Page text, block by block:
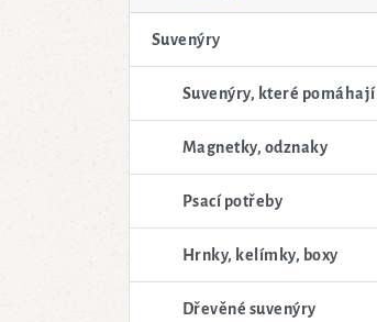
Suvenýry
Suvenýry, které pomáhají
Magnetky, odznaky
Psací potřeby
Hrnky, kelímky, boxy
Dřevěné suvenýry